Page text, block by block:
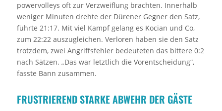
powervolleys oft zur Verzweiflung brachten. Innerhalb
weniger Minuten drehte der Dürener Gegner den Satz,
führte 21:17. Mit viel Kampf gelang es Kocian und Co,
zum 22:22 auszugleichen. Verloren haben sie den Satz
trotzdem, zwei Angriffsfehler bedeuteten das bittere 0:2
nach Sätzen. „Das war letztlich die Vorentscheidung“,
fasste Bann zusammen.
FRUSTRIEREND STARKE ABWEHR DER GÄSTE